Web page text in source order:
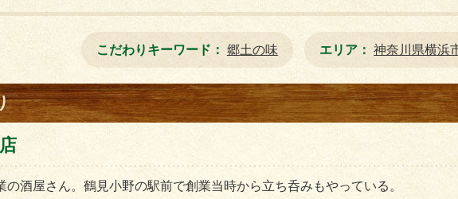
こだわりキーワード 郷土の味 エリア 神奈川県横浜
の酒屋さん。鶴見小野の駅前で創業当時から立ち呑みもやっている。